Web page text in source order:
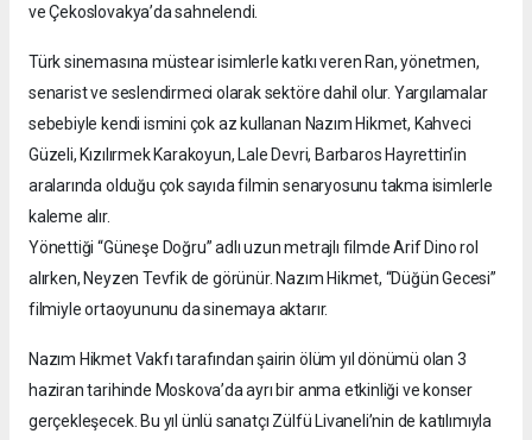
ve Çekoslovakya’da sahnelendi.
Türk sinemasına müstear isimlerle katkı veren Ran, yönetmen,
senarist ve seslendirmeci olarak sektöre dahil olur. Yargılamalar
sebebiyle kendi ismini çok az kullanan Nazım Hikmet, Kahveci
Güzeli, Kızılırmek Karakoyun, Lale Devri, Barbaros Hayrettin’in
aralarında olduğu çok sayıda filmin senaryosunu takma isimlerle
kaleme alır.
Yönettiği “Güneşe Doğru” adlı uzun metrajlı filmde Arif Dino rol
alırken, Neyzen Tevfik de görünür. Nazım Hikmet, “Düğün Gecesi”
filmiyle ortaoyununu da sinemaya aktarır.
Nazım Hikmet Vakfı tarafından şairin ölüm yıl dönümü olan 3
haziran tarihinde Moskova’da ayrı bir anma etkinliği ve konser
gerçekleşecek. Bu yıl ünlü sanatçı Zülfü Livaneli’nin de katılımıyla